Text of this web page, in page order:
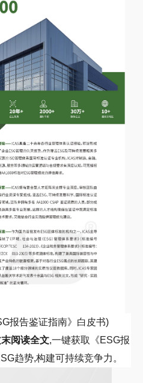
报告鉴证指南》白皮书)
阅读全文,一键获取 《ESG报
趋势,构建可持续竞争力。